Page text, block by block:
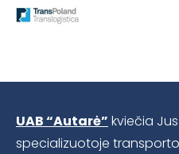
UAB “Autarė” kviečia
specializuotoje